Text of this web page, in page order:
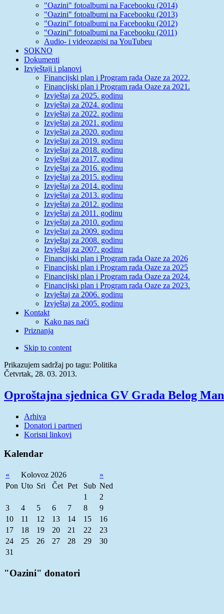
"Oazini" fotoalbumi na Facebooku (2014)
"Oazini" fotoalbumi na Facebooku (2013)
"Oazini" fotoalbumi na Facebooku (2012)
"Oazini" fotoalbumi na Facebooku (2011)
Audio- i videozapisi na YouTubeu
SOKNO
Dokumenti
Izvještaji i planovi
Financijski plan i Program rada Oaze za 2022.
Financijski plan i Program rada Oaze za 2021.
Izvještaj za 2025. godinu
Izvještaj za 2024. godinu
Izvještaj za 2022. godinu
Izvještaj za 2021. godinu
Izvještaj za 2020. godinu
Izvještaj za 2019. godinu
Izvještaj za 2018. godinu
Izvještaj za 2017. godinu
Izvještaj za 2016. godinu
Izvještaj za 2015. godinu
Izvještaj za 2014. godinu
Izvještaj za 2013. godinu
Izvještaj za 2012. godinu
Izvještaj za 2011. godinu
Izvještaj za 2010. godinu
Izvještaj za 2009. godinu
Izvještaj za 2008. godinu
Izvještaj za 2007. godinu
Financijski plan i Program rada Oaze za 2026
Financijski plan i Program rada Oaze za 2025
Financijski plan i Program rada Oaze za 2024.
Financijski plan i Program rada Oaze za 2023.
Izvještaj za 2006. godinu
Izvještaj za 2005. godinu
Kontakt
Kako nas naći
Priznanja
Skip to content
Prikazujem sadržaj po tagu: Politika
Četvrtak, 28. 03. 2013.
Oproštajna sjednica GV Grada Belog
Arhiva
Donatori i partneri
Korisni linkovi
Kalendar
« Kolovoz 2026
»
Pon Uto Sri Čet Pet Sub Ned
1
2
3
4 5 6 7 8
9
10
11 12 13 14 15
16
17
18 19 20 21 22
23
24
25 26 27 28 29
30
31
"Oazini" donatori